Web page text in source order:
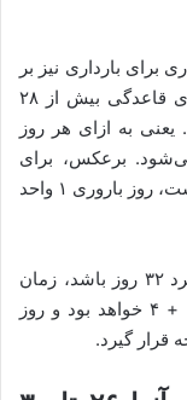
برای بارداری نیز بر
اساس آن محاسبه خواهد شد. برای چرخه‌های قاعدگی بیش از ۲۸
به ازای هر روز
برعکس، برای
زنانی که چرخه قاعدگی آنها کمتر از ۲۸ روز است، روز باروری ۱ واحد
به عنوان مثال ساده‌تر، اگر چرخه قاعدگی فرد ۳۲ روز باشد، زمان
باروری از روز ۱۵ = ۱۱ + ۴ تا روز ۲۰ = ۱۶ + ۴ خواهد بود و روز